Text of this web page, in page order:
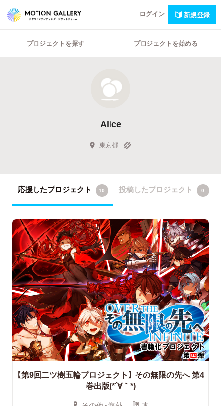
ログイン 新規登録
プロジェクトを探す プロジェクトを始める
Alice
東京都
応援したプロジェクト 10 投稿したプロジェクト 0
【第9回二ツ樹五輪プロジェクト】 その無限の先へ 第4
巻出版(*´∀｀*)